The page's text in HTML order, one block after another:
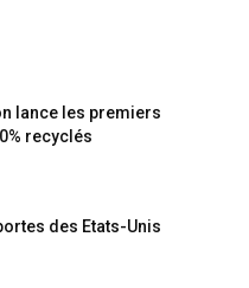
lance les premiers
recyclés
des Etats-Unis